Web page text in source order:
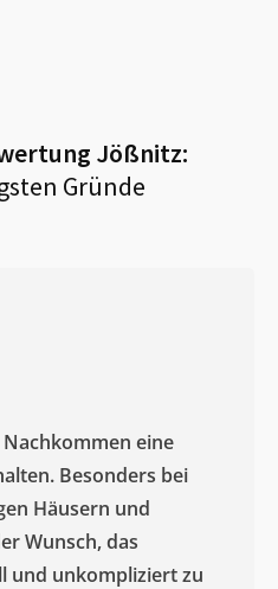
Jößnitz:
Gründe
eine
Besonders bei
Häusern und
Wunsch, das
und unkompliziert zu